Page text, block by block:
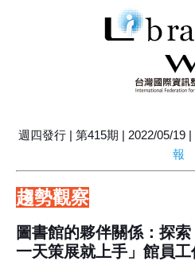
週四發行 | 第415期 | 2022/05/19
報
趨勢觀察
圖書館的夥伴關係：探索
一天策展就上手」館員工